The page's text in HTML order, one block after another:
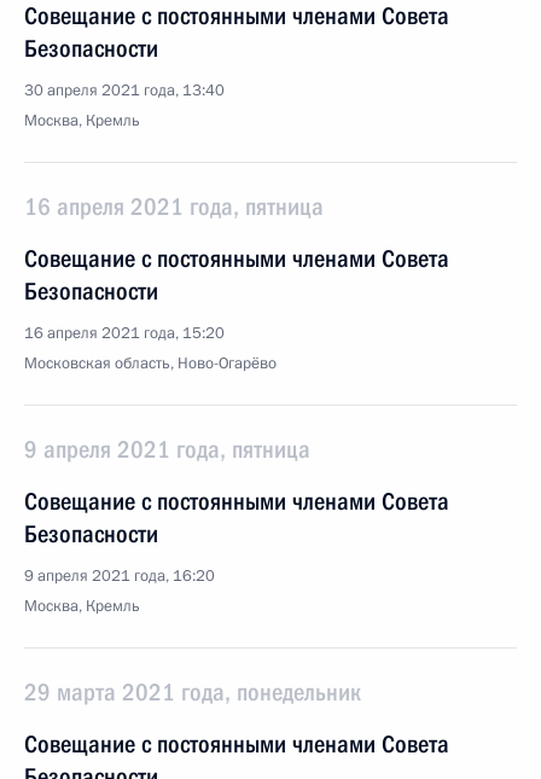
Совещание с постоянными членами Совета
Безопасности
30 апреля 2021 года, 13:40
Москва, Кремль
16 апреля 2021 года, пятница
Совещание с постоянными членами Совета
Безопасности
16 апреля 2021 года, 15:20
Московская область, Ново-Огарёво
9 апреля 2021 года, пятница
Совещание с постоянными членами Совета
Безопасности
9 апреля 2021 года, 16:20
Москва, Кремль
29 марта 2021 года, понедельник
Совещание с постоянными членами Совета